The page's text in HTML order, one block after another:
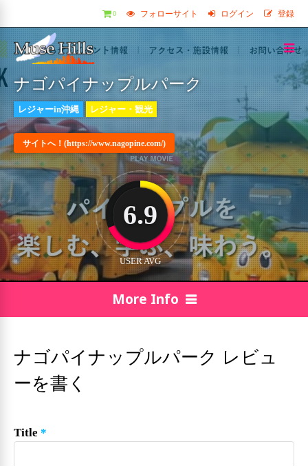
フォローサイト ログイン 登録
0
ナゴパイナップルパーク
レジャーin沖縄 レジャー・観光
サイトへ！(https://www.nagopine.com/)
6.9
USER AVG
More Info
ナゴパイナップルパーク レビュ
ーを書く
Title *